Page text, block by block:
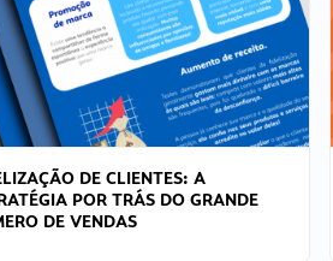
DE CLIENTES: A
POR TRÁS DO GRANDE
DE VENDAS